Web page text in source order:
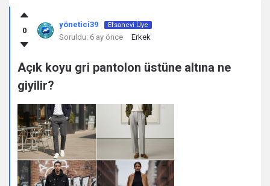
Kullanıcı
Yorumları
ve
Deneyimleri
En
sonuncu
Sorular
0
yönetici39 Efsanevi Üye
Soruldu: 6 ay önce Erkek
Açık koyu gri pantolon üstüne altına ne
giyilir?